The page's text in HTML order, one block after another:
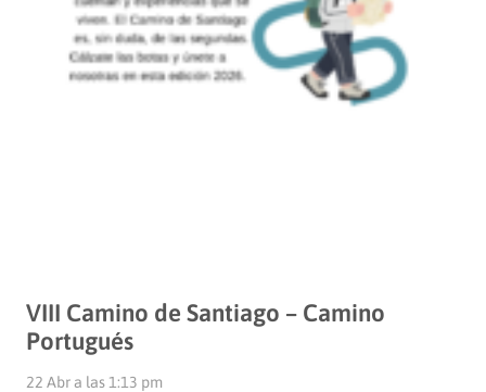
VIII Camino de Santiago – Camino
Portugués
22 Abr a las 1:13 pm